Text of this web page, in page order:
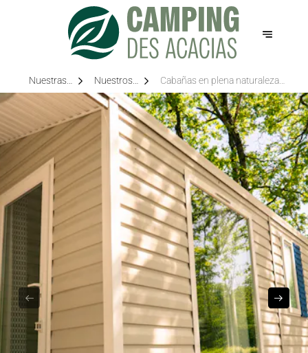
Nuestras
opciones
Nuestros
espacios
Cabañas en plena naturaleza
cerca de Tours